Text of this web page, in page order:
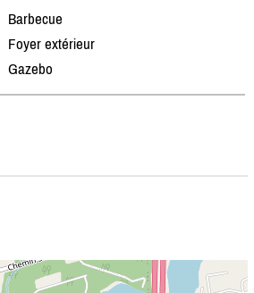
Barbecue
Foyer extérieur
Gazebo